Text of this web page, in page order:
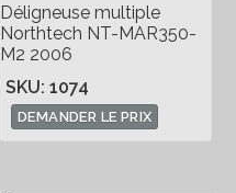
Déligneuse multiple
Northtech NT-MAR350-
M2 2006
SKU: 1074
DEMANDER LE PRIX